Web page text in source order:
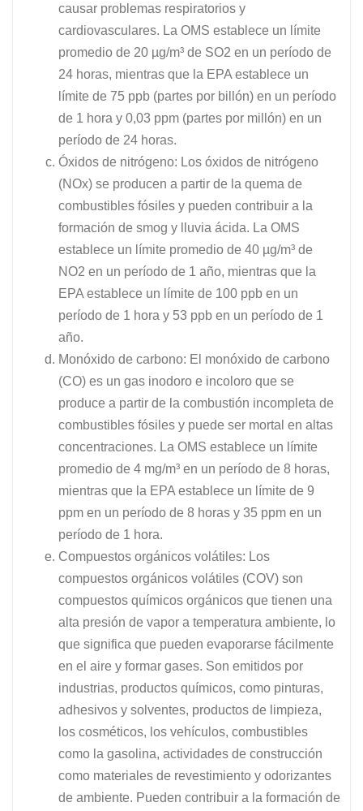
causar problemas respiratorios y
cardiovasculares. La OMS establece un límite
promedio de 20 µg/m³ de SO2 en un período de
24 horas, mientras que la EPA establece un
límite de 75 ppb (partes por billón) en un período
de 1 hora y 0,03 ppm (partes por millón) en un
período de 24 horas.
Óxidos de nitrógeno: Los óxidos de nitrógeno
(NOx) se producen a partir de la quema de
combustibles fósiles y pueden contribuir a la
formación de smog y lluvia ácida. La OMS
establece un límite promedio de 40 µg/m³ de
NO2 en un período de 1 año, mientras que la
EPA establece un límite de 100 ppb en un
período de 1 hora y 53 ppb en un período de 1
año.
Monóxido de carbono: El monóxido de carbono
(CO) es un gas inodoro e incoloro que se
produce a partir de la combustión incompleta de
combustibles fósiles y puede ser mortal en altas
concentraciones. La OMS establece un límite
promedio de 4 mg/m³ en un período de 8 horas,
mientras que la EPA establece un límite de 9
ppm en un período de 8 horas y 35 ppm en un
período de 1 hora.
Compuestos orgánicos volátiles: Los
compuestos orgánicos volátiles (COV) son
compuestos químicos orgánicos que tienen una
alta presión de vapor a temperatura ambiente, lo
que significa que pueden evaporarse fácilmente
en el aire y formar gases. Son emitidos por
industrias, productos químicos, como pinturas,
adhesivos y solventes, productos de limpieza,
los cosméticos, los vehículos, combustibles
como la gasolina, actividades de construcción
como materiales de revestimiento y odorizantes
de ambiente. Pueden contribuir a la formación de